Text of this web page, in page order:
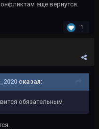
еще вернутся.
1
сказал:
обязательным